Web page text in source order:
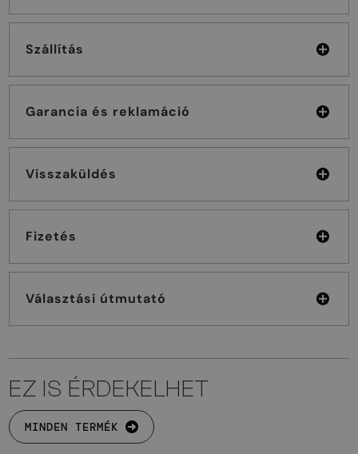
Szállítás
Garancia és reklamáció
Visszaküldés
Fizetés
Választási útmutató
EZ IS ÉRDEKELHET
MINDEN TERMÉK